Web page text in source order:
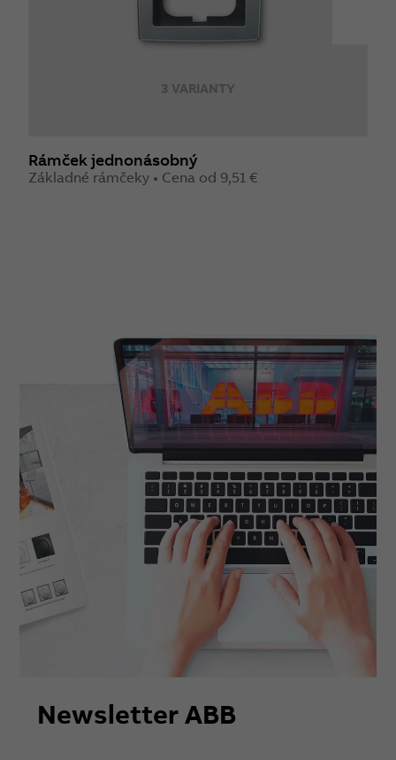
3 VARIANTY
Rámček jednonásobný
Základné rámčeky • Cena od 9,51 €
Newsletter ABB